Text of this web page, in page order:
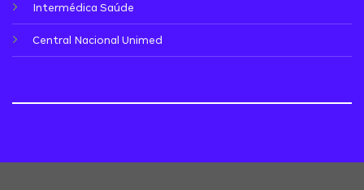
Intermédica Saúde
Central Nacional Unimed